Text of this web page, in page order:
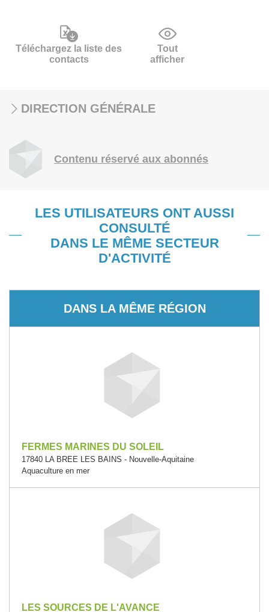
Téléchargez la liste des
contacts
Tout
afficher
DIRECTION GÉNÉRALE
Contenu réservé aux abonnés
LES UTILISATEURS ONT AUSSI
CONSULTÉ
DANS LE MÊME SECTEUR
D'ACTIVITÉ
DANS LA MÊME RÉGION
FERMES MARINES DU SOLEIL
17840 LA BREE LES BAINS - Nouvelle-Aquitaine
Aquaculture en mer
LES SOURCES DE L'AVANCE